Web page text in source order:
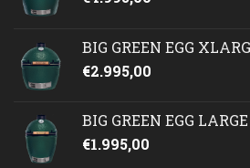
BIG GREEN EGG
€2.995,00
BIG GREEN EGG LARGE
€1.995,00